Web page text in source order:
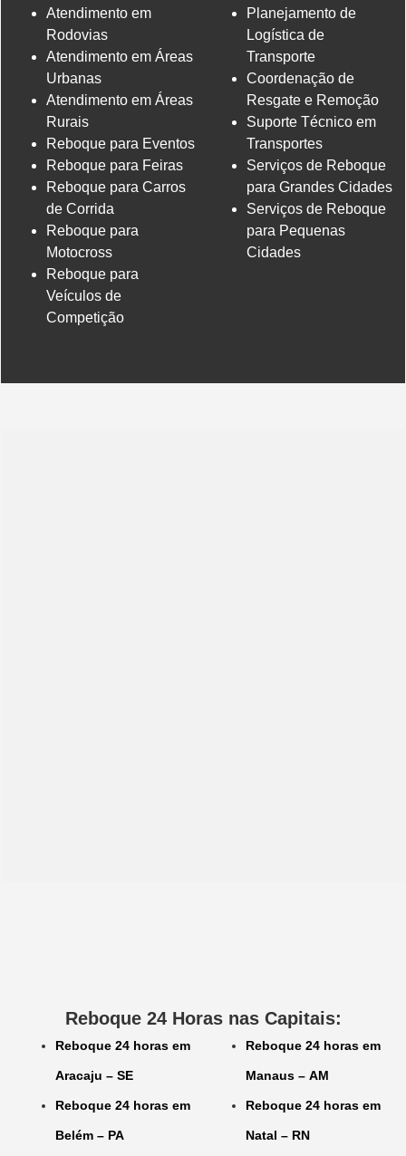
Atendimento em
Rodovias
Atendimento em Áreas
Urbanas
Atendimento em Áreas
Rurais
Reboque para Eventos
Reboque para Feiras
Reboque para Carros
de Corrida
Reboque para
Motocross
Reboque para
Veículos de
Competição
Planejamento de
Logística de
Transporte
Coordenação de
Resgate e Remoção
Suporte Técnico em
Transportes
Serviços de Reboque
para Grandes Cidades
Serviços de Reboque
para Pequenas
Cidades
Reboque 24 Horas nas Capitais:
Reboque 24 horas em
Aracaju – SE
Reboque 24 horas em
Belém – PA
Reboque 24 horas em
Manaus – AM
Reboque 24 horas em
Natal – RN